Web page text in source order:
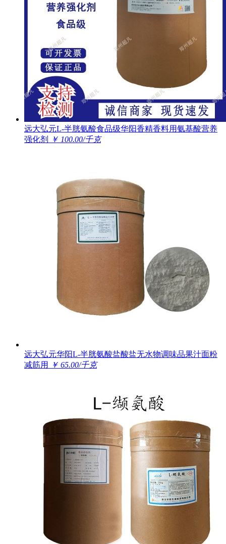
远大弘元L-半胱氨酸食品级华阳香精香料用氨基酸营养
强化剂
￥ 100.00/千克
远大弘元华阳L-半胱氨酸盐酸盐无水物调味品果汁面粉
减筋用
￥ 65.00/千克